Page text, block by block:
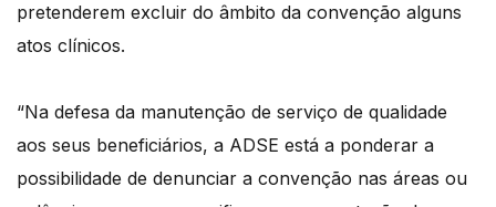
pretenderem excluir do âmbito da convenção alguns
atos clínicos.
“Na defesa da manutenção de serviço de qualidade
aos seus beneficiários, a ADSE está a ponderar a
possibilidade de denunciar a convenção nas áreas ou